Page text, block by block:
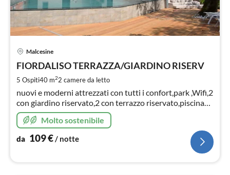
Malcesine
FIORDALISO TERRAZZA/GIARDINO RISERV
5 Ospiti40 m22 camere da letto
nuovi e moderni attrezzati con tutti i confort,park ,Wifi,2
con giardino riservato,2 con terrazzo riservato,piscina
con solarium ,lettini , giardino,barbecue,fitness
Molto sostenibile
da 109€/ notte